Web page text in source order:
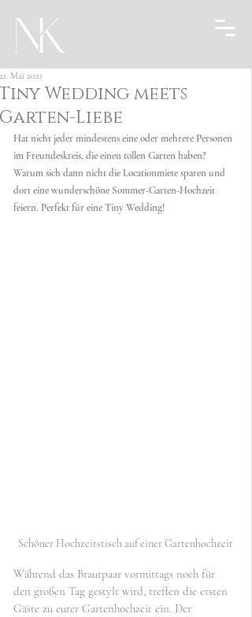
Tiny Wedding meets
Garten-Liebe
21. Mai 2021
Hat nicht jeder mindestens eine oder mehrere Personen
im Freundeskreis, die einen tollen Garten haben?
Warum sich dann nicht die Locationmiete sparen und
dort eine wunderschöne Sommer-Garten-Hochzeit
feiern. Perfekt für eine Tiny Wedding!
Schöner Hochzeitstisch auf einer Gartenhochzeit
Während das Brautpaar vormittags noch für
den großen Tag gestylt wird, treffen die ersten
Gäste zu eurer Gartenhochzeit ein. Der